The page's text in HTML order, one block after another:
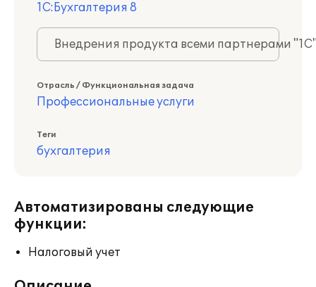
1С:Бухгалтерия 8
Внедрения продукта всеми партнерами
Отрасль / Функциональная задача
Профессиональные услуги
Теги
бухгалтерия
Автоматизированы следующие
функции:
Налоговый учет